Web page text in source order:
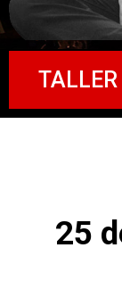
25